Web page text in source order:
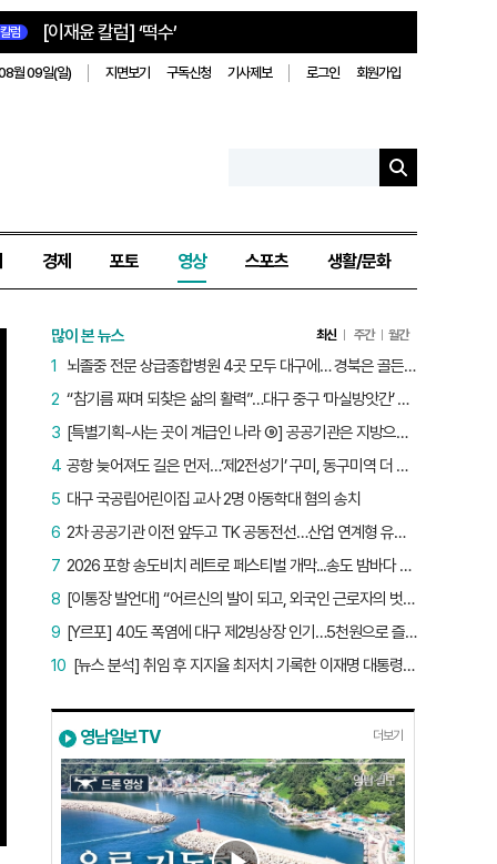
칼럼 [이재윤 칼럼] ‘떡수’
월 09일(일) 지면보기 구독신청 기사제보 로그인 회원가입
경제 포토 영상 스포츠 생활/문화
많이 본 뉴스 최신 주간 월간
뇌졸중 전문 상급종합병원 4곳 모두 대구에… 경북은 골든타임 사각지대
1
“참기름 짜며 되찾은 삶의 활력”…대구 중구 ‘마실방앗간’ 어르신들의 인생 2막
2
[특별기획-사는 곳이 계급인 나라 ⑨] 공공기관은 지방으로 왔지만, 그들이 사는 곳은 서울이었다
3
공항 늦어져도 길은 먼저…‘제2전성기’ 구미, 동구미역 더 절실
4
대구 국공립어린이집 교사 2명 아동학대 혐의 송치
5
2차 공공기관 이전 앞두고 TK 공동전선…산업 연계형 유치 승부수
6
2026 포항 송도비치 레트로 페스티벌 개막...송도 밤바다 달군 레트로 열기
7
[이통장 발언대] “어르신의 발이 되고, 외국인 근로자의 벗이 되고”…박상철 이장의 ‘사람 농사’
8
[Y르포] 40도 폭염에 대구 제2빙상장 인기…5천원으로 즐기는 ‘피서’
9
[뉴스 분석] 취임 후 지지율 최저치 기록한 이재명 대통령…왜?
10
영남일보TV 더보기